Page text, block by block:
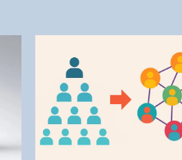
Andelfingen
Balsthal